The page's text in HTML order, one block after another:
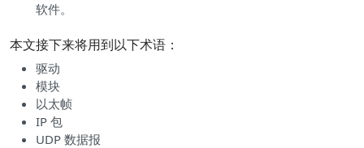
软件。
本文接下来将用到以下术语：
驱动
模块
以太帧
IP 包
UDP 数据报